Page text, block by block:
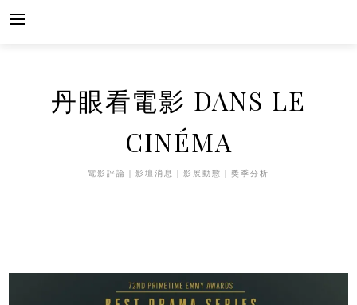
Skip
丹眼看電影 DANS LE
CINÉMA
電影評論｜影壇消息｜影展動態｜獎季分析